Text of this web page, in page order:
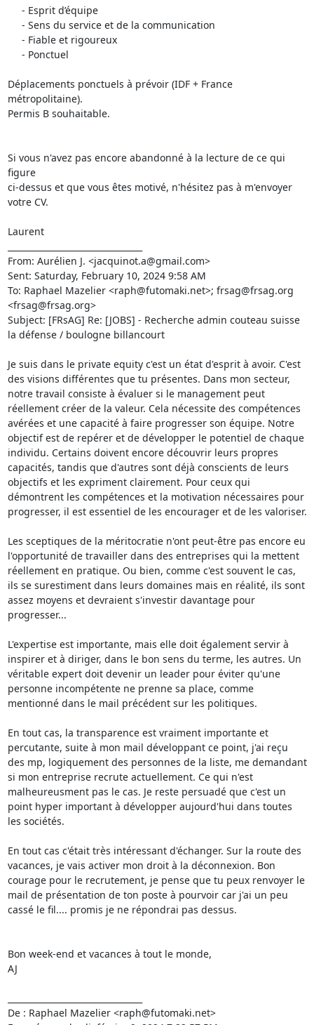
Déplacements ponctuels à prévoir (IDF + France
métropolitaine).
Permis B souhaitable.
Si vous n'avez pas encore abandonné à la lecture de ce qui
figure
ci-dessus et que vous êtes motivé, n'hésitez pas à m'envoyer
votre CV.
Laurent
From: Aurélien J. <jacquinot.a@gmail.com>
Sent: Saturday, February 10, 2024 9:58 AM
To: Raphael Mazelier <raph@futomaki.net>; frsag@frsag.org
<frsag@frsag.org>
Subject: [FRsAG] Re: [JOBS] - Recherche admin couteau suisse
la défense / boulogne billancourt
Je suis dans le private equity c'est un état d'esprit à avoir. C'est
des visions différentes que tu présentes. Dans mon secteur,
notre travail consiste à évaluer si le management peut
réellement créer de la valeur. Cela nécessite des compétences
avérées et une capacité à faire progresser son équipe. Notre
objectif est de repérer et de développer le potentiel de chaque
individu. Certains doivent encore découvrir leurs propres
capacités, tandis que d'autres sont déjà conscients de leurs
objectifs et les expriment clairement. Pour ceux qui
démontrent les compétences et la motivation nécessaires pour
progresser, il est essentiel de les encourager et de les valoriser.
Les sceptiques de la méritocratie n'ont peut-être pas encore eu
l'opportunité de travailler dans des entreprises qui la mettent
réellement en pratique. Ou bien, comme c'est souvent le cas,
ils se surestiment dans leurs domaines mais en réalité, ils sont
assez moyens et devraient s'investir davantage pour
progresser...
L'expertise est importante, mais elle doit également servir à
inspirer et à diriger, dans le bon sens du terme, les autres. Un
véritable expert doit devenir un leader pour éviter qu'une
personne incompétente ne prenne sa place, comme
mentionné dans le mail précédent sur les politiques.
En tout cas, la transparence est vraiment importante et
percutante, suite à mon mail développant ce point, j'ai reçu
des mp, logiquement des personnes de la liste, me demandant
si mon entreprise recrute actuellement. Ce qui n'est
malheureusment pas le cas. Je reste persuadé que c'est un
point hyper important à développer aujourd'hui dans toutes
les sociétés.
En tout cas c'était très intéressant d'échanger. Sur la route des
vacances, je vais activer mon droit à la déconnexion. Bon
courage pour le recrutement, je pense que tu peux renvoyer le
mail de présentation de ton poste à pourvoir car j'ai un peu
cassé le fil.... promis je ne répondrai pas dessus.
Bon week-end et vacances à tout le monde,
AJ
De : Raphael Mazelier <raph@futomaki.net>